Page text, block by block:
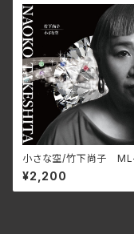
小さな空/竹下尚子
(仕様:CD)
¥2,200